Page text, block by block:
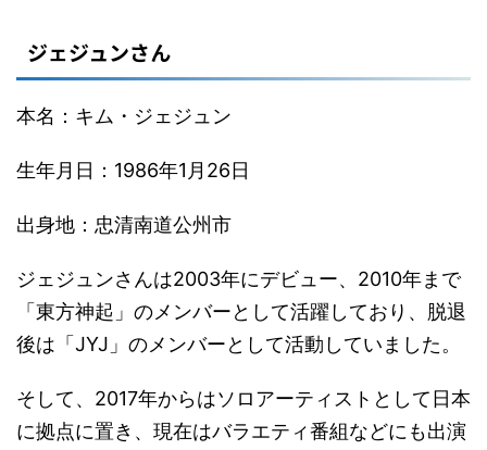
ジェジュンさん
本名：キム・ジェジュン
生年月日：1986年1月26日
出身地：忠清南道公州市
ジェジュンさんは2003年にデビュー、2010年まで
「東方神起」のメンバーとして活躍しており、脱退
後は「JYJ」のメンバーとして活動していました。
そして、2017年からはソロアーティストとして日本
に拠点に置き、現在はバラエティ番組などにも出演